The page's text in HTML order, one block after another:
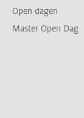
Open dagen
Master Open Dag